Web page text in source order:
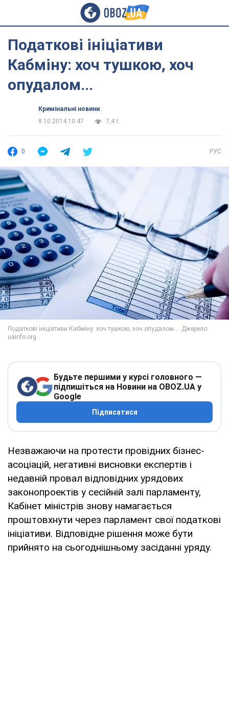
Податкові ініціативи
Кабміну: хоч тушкою, хоч
опудалом...
Кримінальні новини
8.10.2014 10:47
7,4 т.
0 РУС
Будьте першими у курсі головного —
підпишіться на Новини на OBOZ.UA у
Google
Підписатися
Незважаючи на протести провідних бізнес-
асоціацій, негативні висновки експертів і
недавній провал відповідних урядових
законопроектів у сесійній залі парламенту,
Кабінет міністрів знову намагається
проштовхнути через парламент свої податкові
ініціативи. Відповідне рішення може бути
прийнято на сьогоднішньому засіданні уряду.